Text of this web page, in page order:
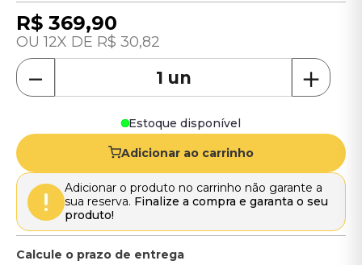
R$ 369,90
12 R$ 30,82
＋
－
Estoque disponível
Adicionar ao carrinho
Adicionar o produto no carrinho não garante a
sua reserva. Finalize a compra e garanta o seu
produto!